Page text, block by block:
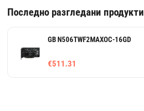
Последно разгледани продукти
GB N506TWF2MAXOC-16GD
€511.31